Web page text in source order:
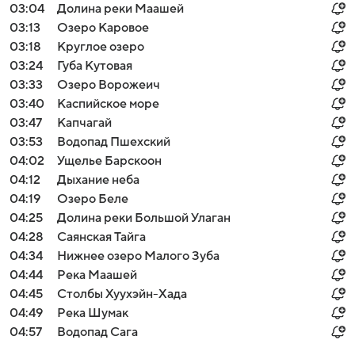
03:04
Долина реки Маашей
03:13
Озеро Каровое
03:18
Круглое озеро
03:24
Губа Кутовая
03:33
Озеро Ворожеич
03:40
Каспийское море
03:47
Капчагай
03:53
Водопад Пшехский
04:02
Ущелье Барскоон
04:12
Дыхание неба
04:19
Озеро Беле
04:25
Долина реки Большой Улаган
04:28
Саянская Тайга
04:34
Нижнее озеро Малого Зуба
04:44
Река Маашей
04:45
Столбы Хуухэйн-Хада
04:49
Река Шумак
04:57
Водопад Сага